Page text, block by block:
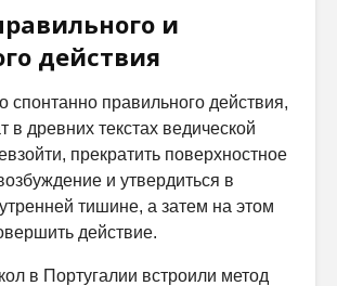
и
действия
спонтанно правильного действия,
в древних текстах ведической
прекратить поверхностное
и утвердиться в
тишине, а затем на этом
действие.
в Португалии встроили метод